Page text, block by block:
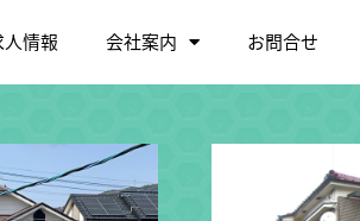
人情報 会社案内 お問合せ